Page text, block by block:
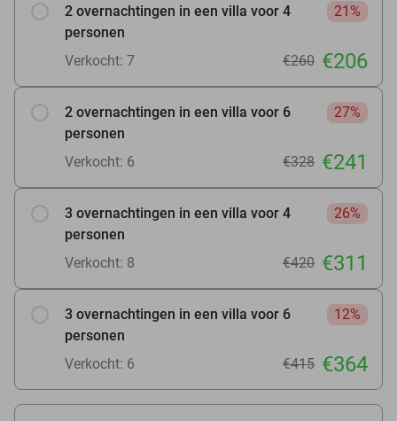
2 overnachtingen in een villa voor 4
personen
21%
Verkocht: 7 €260 €206
2 overnachtingen in een villa voor 6
personen
27%
Verkocht: 6 €328 €241
3 overnachtingen in een villa voor 4
personen
26%
Verkocht: 8 €420 €311
3 overnachtingen in een villa voor 6
personen
12%
Verkocht: 6 €415 €364